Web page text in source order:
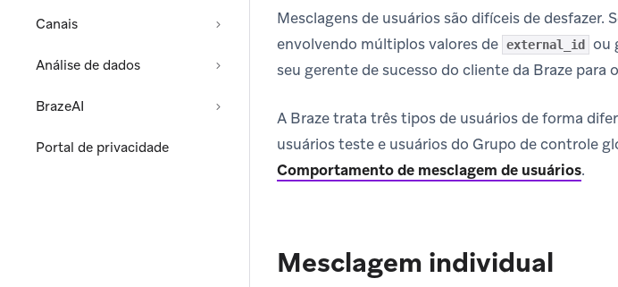
Canais
Análise de dados
BrazeAI
Portal de privacidade
Mesclagens de usuários são difíceis de desfazer.
envolvendo múltiplos valores de external_id
ou
seu gerente de sucesso do cliente da Braze para
A Braze trata três tipos de usuários de forma
usuários teste e usuários do Grupo de controle
Comportamento de mesclagem de usuários.
Mesclagem individual